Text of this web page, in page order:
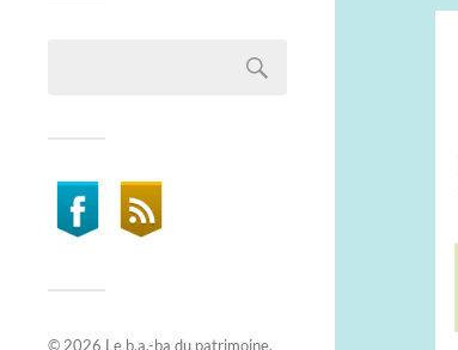
© 2026 Le b.a.-ba du patrimoine.